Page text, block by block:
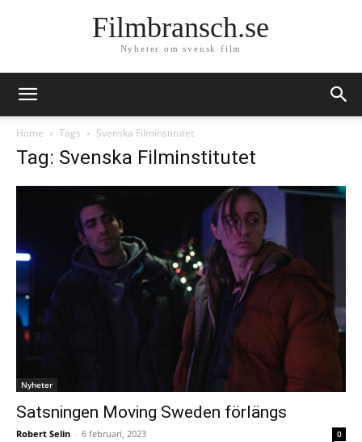
Filmbransch.se
Nyheter om svensk film
Home Tags Svenska Filminstitutet
Tag: Svenska Filminstitutet
Nyheter
Satsningen Moving Sweden förlängs
Robert Selin - 6 februari, 2023 0